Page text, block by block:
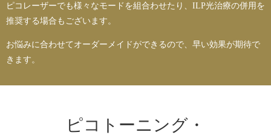
ピコレーザーでも様々なモードを組合わせたり、ILP光治療の併用を
推奨する場合もございます。
お悩みに合わせてオーダーメイドができるので、早い効果が期待で
きます。
ピコトーニング・